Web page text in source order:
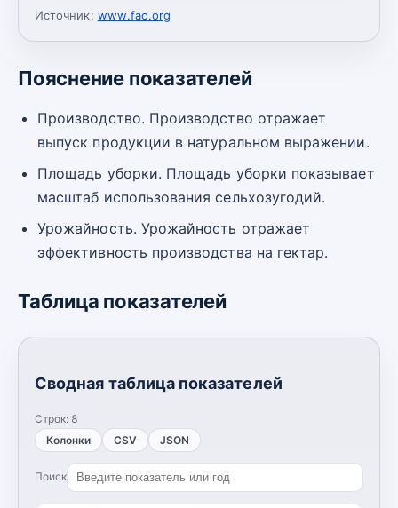
Источник: www.fao.org
Пояснение показателей
Производство. Производство отражает
выпуск продукции в натуральном выражении.
Площадь уборки. Площадь уборки показывает
масштаб использования сельхозугодий.
Урожайность. Урожайность отражает
эффективность производства на гектар.
Таблица показателей
Сводная таблица показателей
Строк: 8
Колонки
CSV JSON
Поиск